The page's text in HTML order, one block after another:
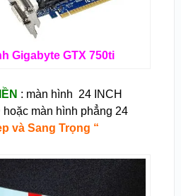
Gigabyte GTX 750ti
: màn hình 24 INCH
màn hình phẳng 24
và Sang Trọng “